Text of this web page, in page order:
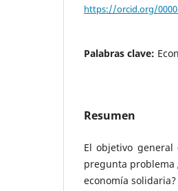
https://orcid.org/
Palabras clave:
Resumen
El objetivo
pregunta problema
economía